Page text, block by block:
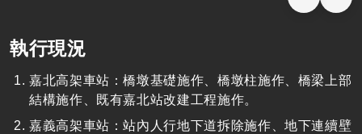
執行現況
嘉北高架車站：橋墩基礎施作、橋墩柱施作、橋梁上部
結構施作、既有嘉北站改建工程施作。
嘉義高架車站：站內人行地下道拆除施作、地下連續壁